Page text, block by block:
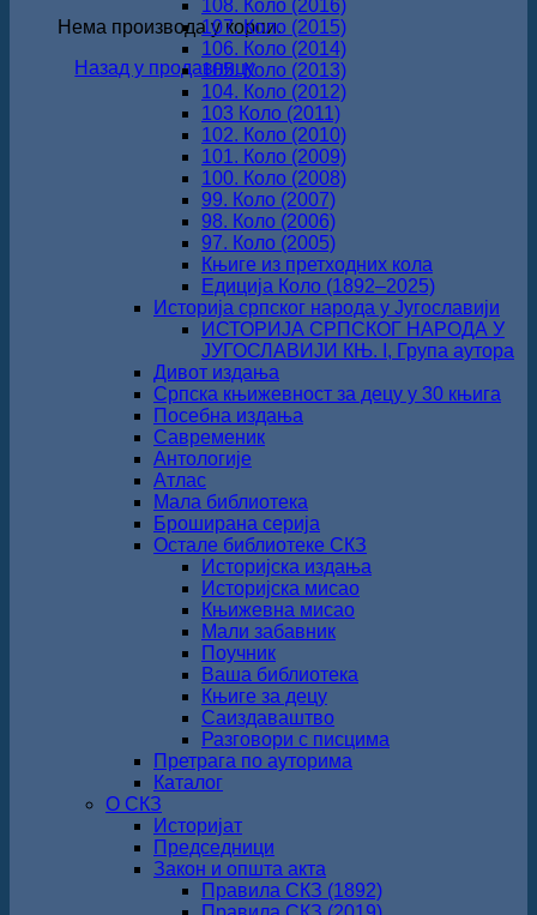
Нема производа у корпи.
Назад у продавницу
108. Коло (2016)
107. Коло (2015)
106. Коло (2014)
105. Коло (2013)
104. Коло (2012)
103 Коло (2011)
102. Коло (2010)
101. Коло (2009)
100. Коло (2008)
99. Коло (2007)
98. Коло (2006)
97. Коло (2005)
Књиге из претходних кола
Едиција Коло (1892‒2025)
Историја српског народа у Југославији
ИСТОРИЈА СРПСКОГ НАРОДА У
ЈУГОСЛАВИЈИ КЊ. I, Група аутора
Дивот издања
Српска књижевност за децу у 30 књига
Посебна издања
Савременик
Антологије
Атлас
Мала библиотека
Броширана серија
Остале библиотеке СКЗ
Историјска издања
Историјска мисао
Књижевна мисао
Мали забавник
Поучник
Ваша библиотека
Књиге за децу
Саиздаваштво
Разговори с писцима
Претрага по ауторима
Каталог
О СКЗ
Историјат
Председници
Закон и општа акта
Правила СКЗ (1892)